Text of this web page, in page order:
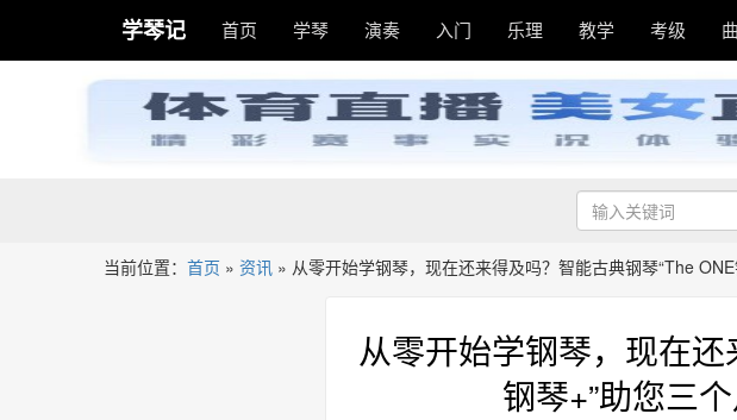
学琴记 首页 学琴 演奏 入门 乐理 教学 考级
当前位置： 首页 » 资讯 » 从零开始学钢琴，现在还来得及吗？智能古典钢琴“The
从零开始学钢琴，现在
钢琴+”助您三